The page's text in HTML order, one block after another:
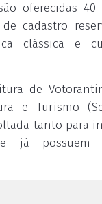
oferecidas 40
cadastro
clássica e
de
e Turismo
tanto para
já possuem